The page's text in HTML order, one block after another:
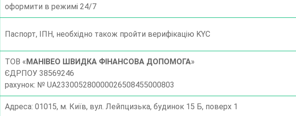
оформити в режимі 24/7
Паспорт, ІПН, необхідно також пройти верифікацію KYC
ТОВ «МАНІВЕО ШВИДКА ФІНАНСОВА ДОПОМОГА»
ЄДРПОУ 38569246
рахунок: № UA233005280000026508455000803
Адреса: 01015, м. Київ, вул. Лейпцизька, будинок 15 Б, поверх 1